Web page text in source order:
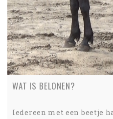
WAT IS BELONEN?
Iedereen met een beetje